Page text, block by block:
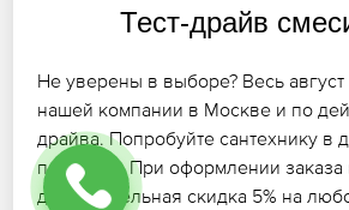
Тест-драйв
Не уверены в выборе? Весь
нашей компании в Москве и по
драйва. Попробуйте сантехнику в
покупкой. При оформлении
дополнительная скидка 5% на